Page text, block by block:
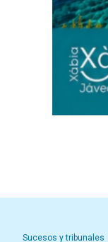
Sucesos y tribunales